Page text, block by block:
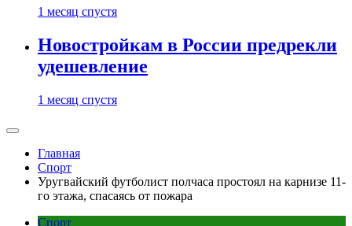
1 месяц спустя
Новостройкам в России предрекли
удешевление
1 месяц спустя
Главная
Спорт
Уругвайский футболист полчаса простоял на карнизе 11-
го этажа, спасаясь от пожара
Спорт